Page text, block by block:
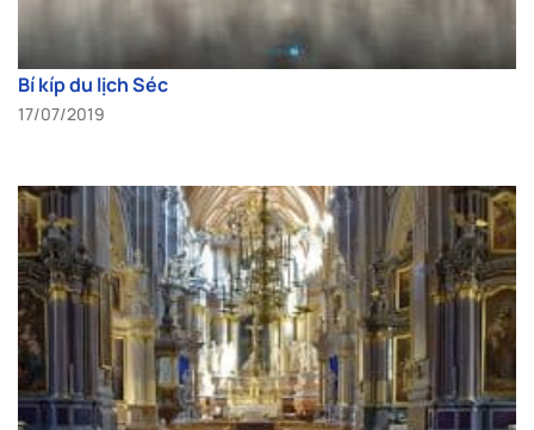
Bí kíp du lịch Séc
17/07/2019